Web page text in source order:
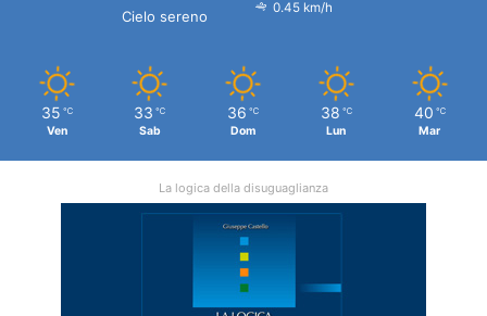
Cielo sereno
0.45 km/h
35 ℃
Ven
33 ℃
Sab
36 ℃
Dom
38 ℃
Lun
40 ℃
Mar
La logica della disuguaglianza